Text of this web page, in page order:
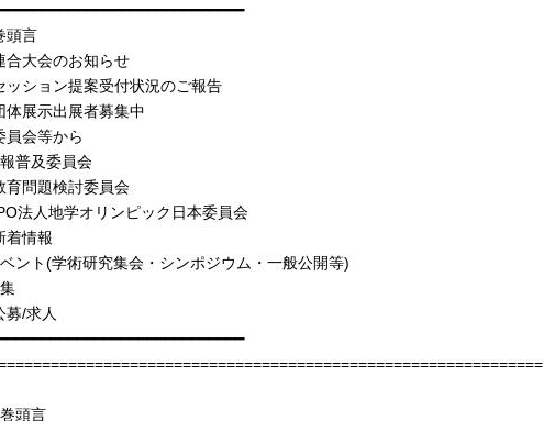
頭言
合大会のお知らせ
ション提案受付状況のご報告
展示出展者募集中
員会等から
普及委員会
問題検討委員会
法人地学オリンピック日本委員会
着情報
ント(学術研究集会・シンポジウム・一般公開等)
/求人
頭言